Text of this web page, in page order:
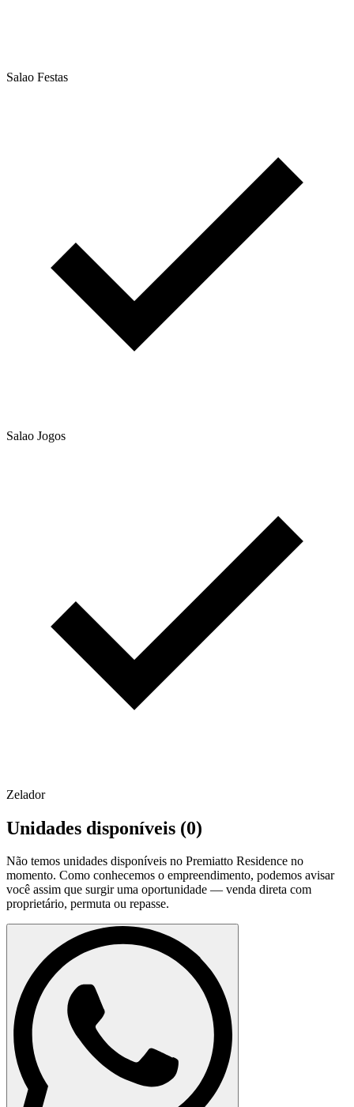
Salao Festas
Salao Jogos
Zelador
Unidades disponíveis (0)
Não temos unidades disponíveis no Premiatto Residence no
momento. Como conhecemos o empreendimento, podemos avisar
você assim que surgir uma oportunidade — venda direta com
proprietário, permuta ou repasse.